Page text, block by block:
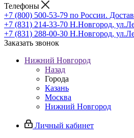
Телефоны
+7 (800) 500-53-79 по России.
+7 (831) 214-33-70 Н.Новгород,
+7 (831) 288-00-30 Н.Новгород,
Заказать звонок
Нижний Новгород
Назад
Города
Казань
Москва
Нижний Новгород
Личный кабинет